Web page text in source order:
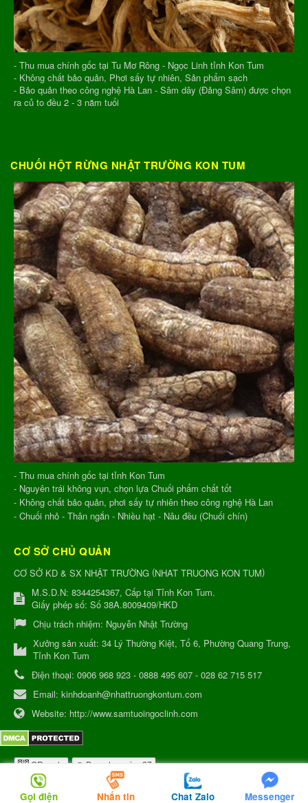
- Thu mua chính gốc tại Tu Mơ Rông - Ngọc Linh tỉnh Kon Tum
- Không chất bảo quản, Phơi sấy tự nhiên, Sản phẩm sạch
- Bảo quản theo công nghệ Hà Lan - Sâm dây (Đảng Sâm) được chọn
ra củ to đều 2 - 3 năm tuổi
CHUỐI HỘT RỪNG NHẬT TRƯỜNG KON TUM
- Thu mua chính gốc tại tỉnh Kon Tum
- Nguyên trái không vụn, chọn lựa Chuối phẩm chất tốt
- Không chất bảo quản, phơi sấy tự nhiên theo công nghệ Hà Lan
- Chuối nhỏ - Thân ngắn - Nhiều hạt - Nâu đều (Chuối chín)
CƠ SỞ CHỦ QUẢN
CƠ SỞ KD & SX NHẬT TRƯỜNG (NHAT TRUONG KON TUM)
M.S.D.N: 8344254367, Cấp tại Tỉnh Kon Tum.
Giấy phép số: Số 38A.8009409/HKD
Chịu trách nhiệm: Nguyễn Nhật Trường
Xưởng sản xuất: 34 Lý Thường Kiệt, Tổ 6, Phường Quang Trung,
Tỉnh Kon Tum
Điện thoại: 0906 968 923 - 0888 495 607 - 028 62 715 517
Email: kinhdoanh@nhattruongkontum.com
Website: http://www.samtuoingoclinh.com
QR-code Đang truy cập: 27
Gọi điện Nhắn tin Chat Zalo Messenger